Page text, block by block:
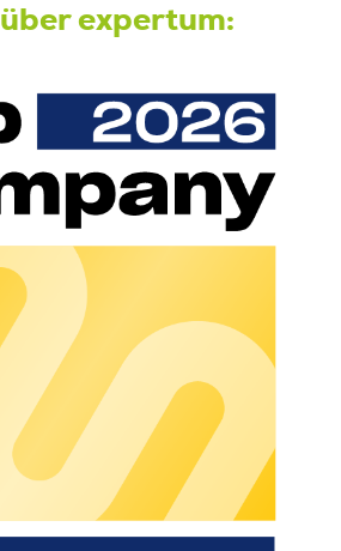
über expertum: